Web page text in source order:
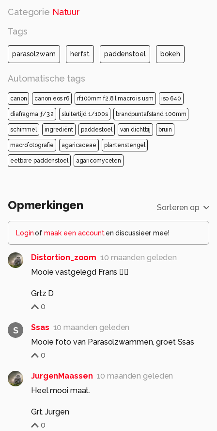
Categorie Natuur
Tags
parasolzwam herfst paddenstoel bokeh
Automatische tags
canon canon eos r6 rf100mm f2.8 l macro is usm iso 640
diafragma ƒ/3.2 sluitertijd 1/100s brandpuntafstand 100mm
schimmel ingrediënt paddestoel van dichtbij bruin
macrofotografie agaricaceae plantenstengel
eetbare paddenstoel agaricomyceten
Opmerkingen Sorteren op
Loginof maak een account en discussieer mee!
Distortion_zoom 10 maanden geleden
Mooie vastgelegd Frans 👌🏻
Grtz D
0
S Ssas 10 maanden geleden
Mooie foto van Parasolzwammen, groet Ssas
0
JurgenMaassen 10 maanden geleden
Heel mooi maat.
Grt. Jurgen
0